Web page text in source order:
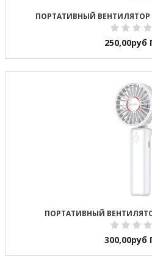
ПОРТАТИВНЫЙ ВЕНТИЛЯТОР
250,00руб
ПОРТАТИВНЫЙ ВЕНТИЛЯТОР
300,00руб